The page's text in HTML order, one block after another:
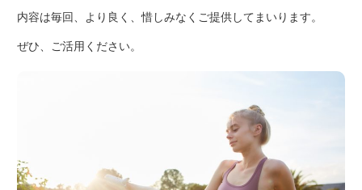
内容は毎回、より良く、惜しみなくご提供してまいります。
ぜひ、ご活用ください。